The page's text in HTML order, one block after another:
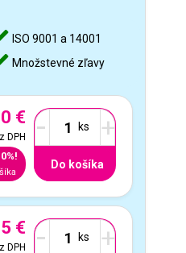
ISO 9001 a 14001
Množstevné zľavy
€
DPH - +
Do košíka
€
DPH - +